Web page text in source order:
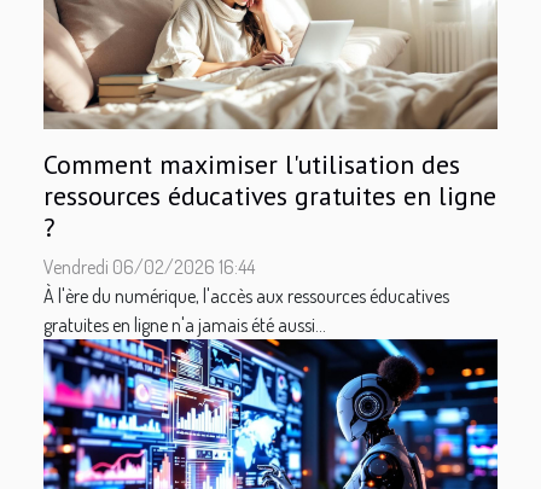
Comment maximiser l'utilisation des
ressources éducatives gratuites en ligne
?
Vendredi 06/02/2026 16:44
À l'ère du numérique, l'accès aux ressources éducatives
gratuites en ligne n'a jamais été aussi...